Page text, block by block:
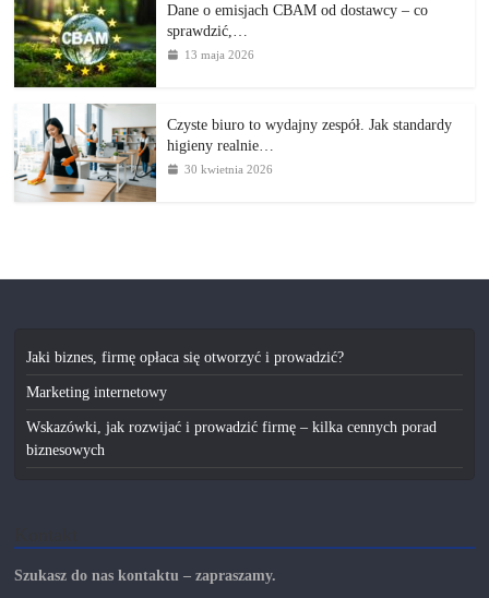
Dane o emisjach CBAM od dostawcy – co
sprawdzić,…
13 maja 2026
Czyste biuro to wydajny zespół. Jak standardy
higieny realnie…
30 kwietnia 2026
Jaki biznes, firmę opłaca się otworzyć i prowadzić?
Marketing internetowy
Wskazówki, jak rozwijać i prowadzić firmę – kilka cennych porad
biznesowych
Szukasz do nas kontaktu – zapraszamy.